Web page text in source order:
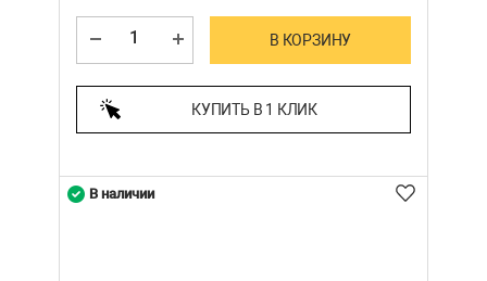
В КОРЗИНУ
КУПИТЬ В 1 КЛИК
В наличии